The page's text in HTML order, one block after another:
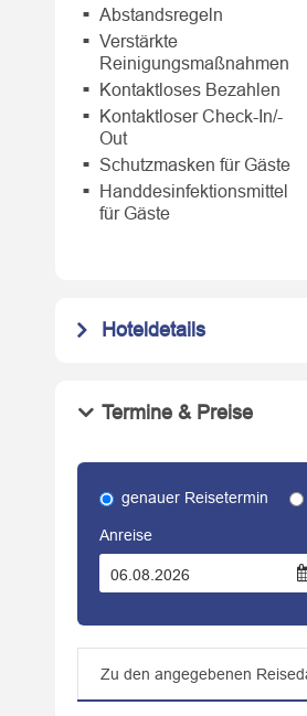
Abstandsregeln
Verstärkte
Reinigungsmaßnahmen
Kontaktloses Bezahlen
Kontaktloser Check-In/-
Out
Schutzmasken für Gäste
Handdesinfektionsmittel
für Gäste
Hoteldetails
Termine & Preise
genauer Reisetermin
Anreise
Zu den angegebenen